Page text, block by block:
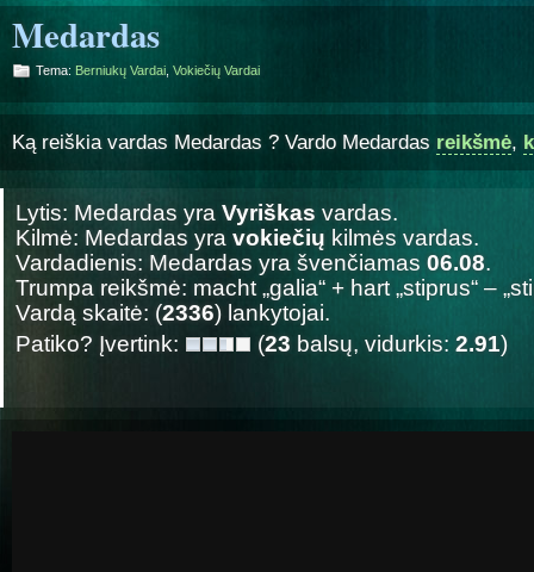
Medardas
Tema: Berniukų Vardai Vokiečių Vardai
Ką reiškia vardas Medardas ? Vardo Medardas reikšmė,
Lytis: Medardas yra Vyriškas vardas.
Kilmė: Medardas yra vokiečių kilmės vardas.
Vardadienis: Medardas yra švenčiamas 06.08.
Trumpa reikšmė: macht „galia“ + hart „stiprus“ –
Vardą skaitė: (2336) lankytojai.
Patiko? Įvertink:
(23 balsų, vidurkis: 2.91)